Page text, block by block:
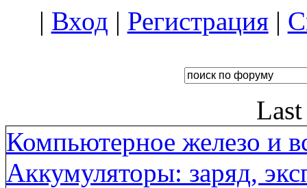
| Вход | Регистрация|
Компьютерное железо и
Аккумуляторы: заряд,